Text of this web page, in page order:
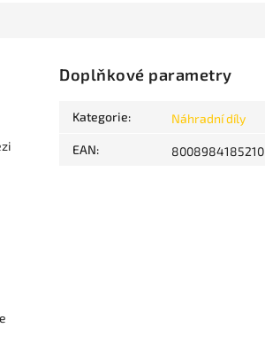
Doplňkové parametry
Kategorie: Náhradní díly
EAN: 8008984185210